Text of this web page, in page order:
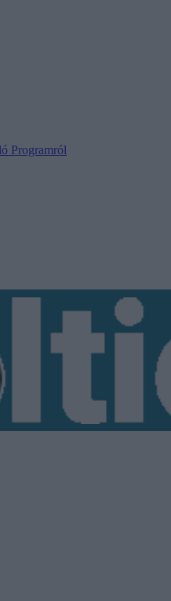
Programról